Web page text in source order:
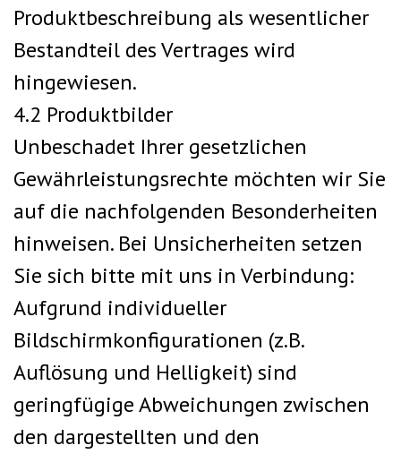
Produktbeschreibung als wesentlicher
Bestandteil des Vertrages wird
hingewiesen.
4.2 Produktbilder
Unbeschadet Ihrer gesetzlichen
Gewährleistungsrechte möchten wir Sie
auf die nachfolgenden Besonderheiten
hinweisen. Bei Unsicherheiten setzen
Sie sich bitte mit uns in Verbindung:
Aufgrund individueller
Bildschirmkonfigurationen (z.B.
Auflösung und Helligkeit) sind
geringfügige Abweichungen zwischen
den dargestellten und den